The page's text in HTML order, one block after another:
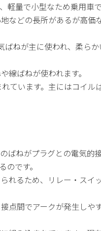
軽量で小型なため乗用車
などの長所があるが高価
ねが主に使われ、柔ら
ばねが使われます。
います。主にはコイル
ばねがプラグとの電気的
です。
れるため、リレー・スイ
点間でアークが発生しや